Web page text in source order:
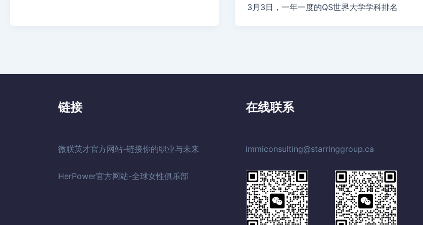
3月3日，一年一度的QS世界大学学科排名
链接
微联英才官方网站-链接你的职业与未来
HerPower官方网站-全球女性俱乐部
在线联系
immiconsulting@starringgroup.ca